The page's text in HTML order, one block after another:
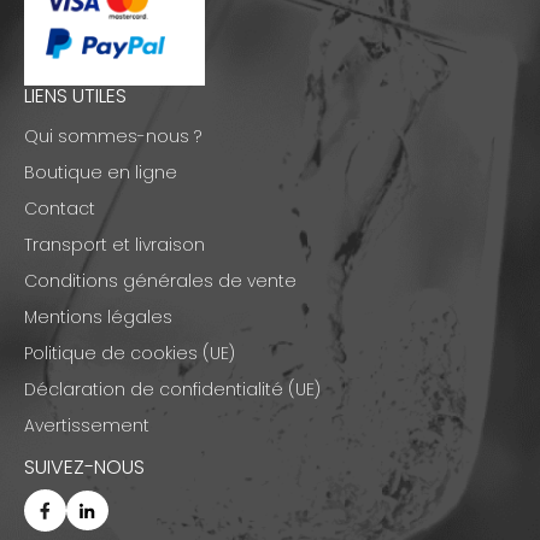
LIENS UTILES
Qui sommes-nous ?
Boutique en ligne
Contact
Transport et livraison
Conditions générales de vente
Mentions légales
Politique de cookies (UE)
Déclaration de confidentialité (UE)
Avertissement
SUIVEZ-NOUS